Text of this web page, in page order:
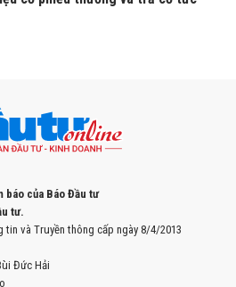
báo của Báo Đầu tư
tư.
tin và Truyền thông cấp ngày 8/4/2013
Đức Hải